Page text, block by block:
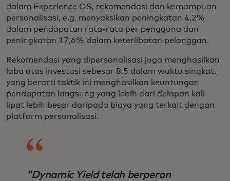
dalam Experience OS, rekomendasi dan kemampuan
personalisasi, e.g. menyaksikan peningkatan 4,2%
dalam pendapatan rata-rata per pengguna dan
peningkatan 17,6% dalam keterlibatan pelanggan.
Rekomendasi yang dipersonalisasi juga menghasilkan
laba atas investasi sebesar 8,5 dalam waktu singkat,
yang berarti taktik ini menghasilkan keuntungan
pendapatan langsung yang lebih dari delapan kali
lipat lebih besar daripada biaya yang terkait dengan
platform personalisasi.
“Dynamic Yield telah berperan